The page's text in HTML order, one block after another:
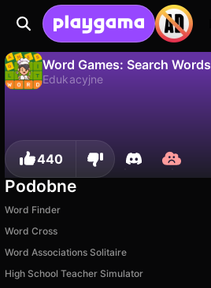
Word Games: Search Words
Edukacyjne
440
Podobne
Word Finder
Word Cross
Word Associations Solitaire
High School Teacher Simulator